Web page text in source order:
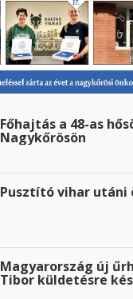
Főhajtás a 48-as
Nagykőrösön
Pusztító vihar utáni
Magyarország új
Tibor küldetésre